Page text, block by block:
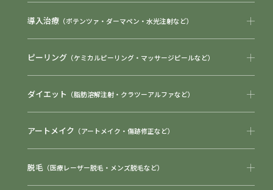
導入治療 （ポテンツァ・ダーマペン・水光注射など）
ピーリング （ケミカルピーリング・マッサージピールなど）
ダイエット （脂肪溶解注射・クラツーアルファなど）
アートメイク （アートメイク・傷跡修正など）
脱毛 （医療レーザー脱毛・メンズ脱毛など）